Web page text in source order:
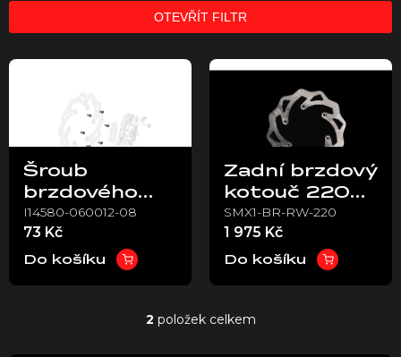
OTEVŘÍT FILTR
V
Šroub
brzdového
kotouče
M6x12 –
Stark VARG
I14580-060012-08
73 Kč
Do košíku
Zadní brzdový
kotouč 220
mm – Stark
VARG
SMX1-BR-RW-220
1 975 Kč
Do košíku
O
2 položek celkem